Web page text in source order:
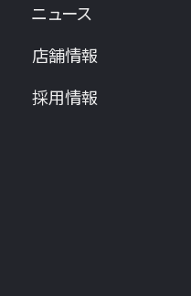
ニュース
店舗情報
採用情報